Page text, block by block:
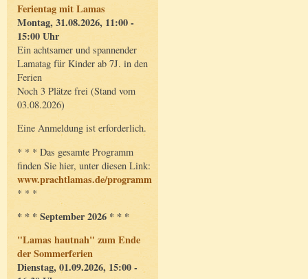
Ferientag mit Lamas
Montag, 31.08.2026, 11:00 -
15:00 Uhr
Ein achtsamer und spannender
Lamatag für Kinder ab 7J. in den
Ferien
Noch 3 Plätze frei (Stand vom
03.08.2026)
Eine Anmeldung ist erforderlich.
* * * Das gesamte Programm
finden Sie hier, unter diesen Link:
www.prachtlamas.de/programm
* * *
* * * September 2026 * * *
"Lamas hautnah" zum Ende
der Sommerferien
Dienstag, 01.09.2026, 15:00 -